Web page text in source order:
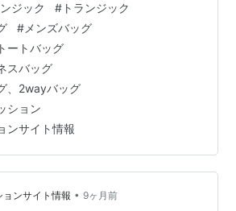
みください。また、閲覧中にお気に
、その場でお買い求めることも出来
利用ください。 働く女性に向けたビ
収納、ポケット収納、A4収納などビ
フケース型バッグ。トランジックが
レクトするバッグコレクショ…
ジック # トランジック
# メンズバッグ
ートバッグ
スバッグ
、2wayバッグ
ション
ンサイト情報
ンサイト情報 • 9ヶ月前